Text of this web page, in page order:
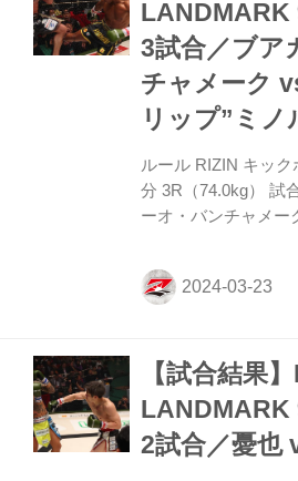
て戻す。久保は右ジ
ザと三日月蹴り。残
橋がタックルでテイ
フガードを組み高橋
ROUND 2 久...
LANDMARK
3試合／ブア
チャメーク
リップ”ミノ
ルール RIZIN キッ
分 3R（74.0kg） 試
ーオ・バンチャメー
トレート） 入場
撃の左ストレートが
めて向かう。 木村
振り回す。ガード
カーオだが、離れる
ヒザ蹴りで対抗する
【試合結果
LANDMARK
2試合／憂也